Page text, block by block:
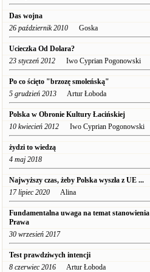
Das wojna
26 październik 2010 Goska
Ucieczka Od Dolara?
23 styczeń 2012 Iwo Cyprian Pogonowski
Po co ścięto "brzozę smoleńską"
5 grudzień 2013 Artur Łoboda
Polska w Obronie Kultury Łacińskiej
10 kwiecień 2012 Iwo Cyprian Pogonowski
żydzi to wiedzą
4 maj 2018
Najwyższy czas, żeby Polska wyszła z UE ...
17 lipiec 2020 Alina
Fundamentalna uwaga na temat stanowienia
Prawa
30 wrzesień 2017
Test prawdziwych intencji
8 czerwiec 2016 Artur Łoboda